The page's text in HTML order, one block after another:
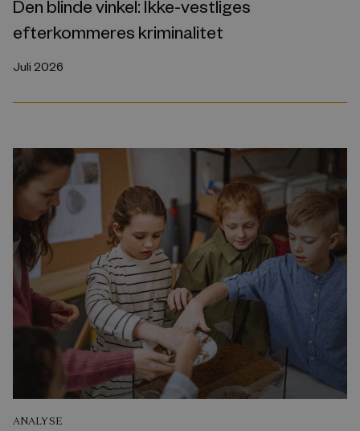
Den blinde vinkel: Ikke-vestliges
efterkommeres kriminalitet
Juli 2026
ANALYSE